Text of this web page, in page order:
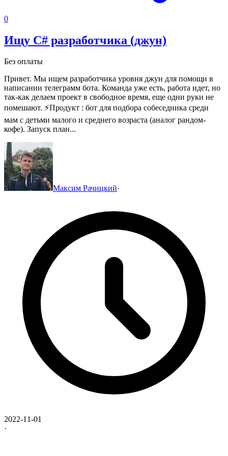
0
Ищу C# разработчика (джун)
Без оплаты
Привет. Мы ищем разработчика уровня джун для помощи в
написании телеграмм бота. Команда уже есть, работа идет, но
так-как делаем проект в свободное время, еще одни руки не
помешают. ⚡Продукт : бот для подбора собеседника среди
мам с детьми малого и среднего возраста (аналог рандом-
кофе). Запуск план...
Максим Рачицкий·
2022-11-01
·